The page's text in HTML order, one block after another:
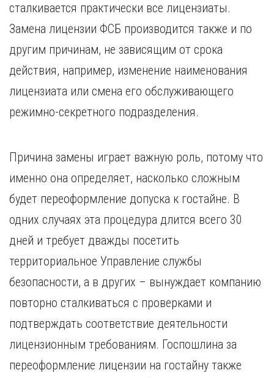
Калининград
Калуга
Кемерово
Киров
Краснодар
Красноярск
Курск
Липецк
М
Магнитогорск
Мурманск
Н
Набережные Челны
Нижний Новгород
Новокузнецк
Новосибирск
Тула
Ульяновск
Уфа
Х
Ч
Челябинск
Череповец
Я
Ярославль
сталкивается практически все лицензиаты.
Замена лицензии ФСБ производится также и по
другим причинам, не зависящим от срока
действия, например, изменение наименования
лицензиата или смена его обслуживающего
режимно-секретного подразделения.
Причина замены играет важную роль, потому что
именно она определяет, насколько сложным
будет переоформление допуска к гостайне. В
одних случаях эта процедура длится всего 30
дней и требует дважды посетить
территориальное Управление службы
безопасности, а в других – вынуждает компанию
повторно сталкиваться с проверками и
подтверждать соответствие деятельности
лицензионным требованиям. Госпошлина за
переоформление лицензии на гостайну также